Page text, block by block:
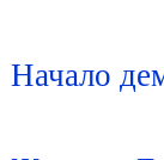
Начало